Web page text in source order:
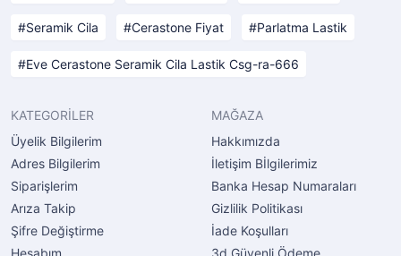
Seramik Cila Cerastone Fiyat Parlatma Lastik
Eve Cerastone Seramik Cila Lastik Csg-ra-666
KATEGORİLER
Üyelik Bilgilerim
Adres Bilgilerim
Siparişlerim
Arıza Takip
Şifre Değiştirme
MAĞAZA
Hakkımızda
İletişim Bİlgilerimiz
Banka Hesap Numaraları
Gizlilik Politikası
İade Koşulları